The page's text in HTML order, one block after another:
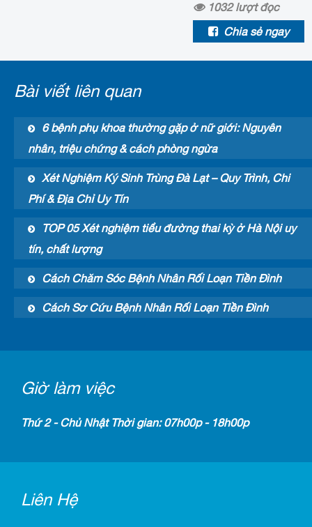
1032lượt đọc
Chia sẻ ngay
Bài viết liên quan
6 bệnh phụ khoa thường gặp ở nữ giới: Nguyên
nhân, triệu chứng & cách phòng ngừa
Xét Nghiệm Ký Sinh Trùng Đà Lạt – Quy Trình, Chi
Phí & Địa Chỉ Uy Tín
TOP 05 Xét nghiệm tiểu đường thai kỳ ở Hà Nội uy
tín, chất lượng
Cách Chăm Sóc Bệnh Nhân Rối Loạn Tiền Đình
Cách Sơ Cứu Bệnh Nhân Rối Loạn Tiền Đình
Giờ làm việc
Thứ 2 - Chủ Nhật Thời gian: 07h00p - 18h00p
Liên Hệ